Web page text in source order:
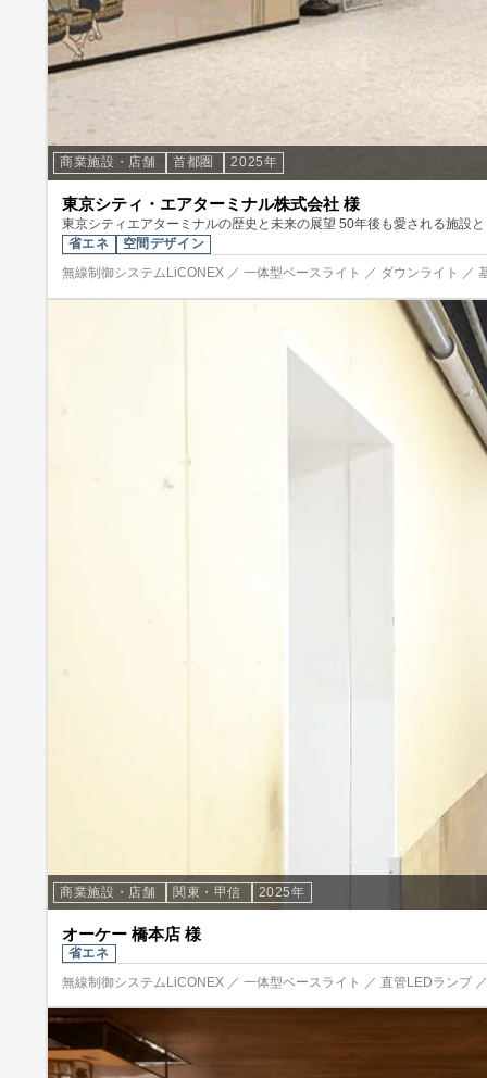
商業施設・店舗 首都圏 2025年
東京シティ・エアターミナル株式会社 様
東京シティエアターミナルの歴史と未来の展望 50年後も愛される施設
省エネ
空間デザイン
無線制御システムLiCONEX ／ 一体型ベースライト ／ ダウンライト ／
商業施設・店舗 関東・甲信 2025年
オーケー 橋本店 様
省エネ
無線制御システムLiCONEX ／ 一体型ベースライト ／ 直管LEDランプ